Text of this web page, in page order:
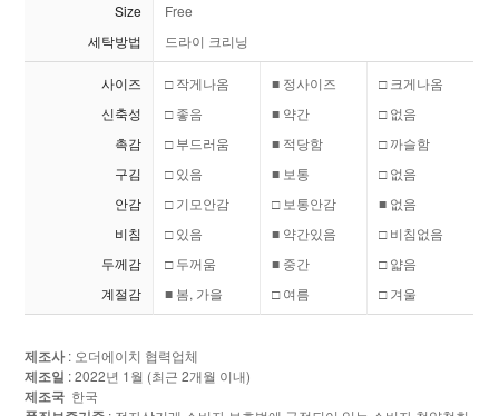
Size
Free
세탁방법
드라이 크리닝
사이즈 □ 작게나옴 ■ 정사이즈
□ 크게나옴
신축성
□ 좋음 ■ 약간
□ 없음
촉감
□ 부드러움 ■ 적당함
□ 까슬함
구김
□ 있음 ■ 보통
□ 없음
안감
□ 기모안감 □ 보통안감
■ 없음
비침
□ 있음 ■ 약간있음
□ 비침없음
두께감
□ 두꺼움 ■ 중간
□ 얇음
계절감
■ 봄, 가을 □ 여름 □ 겨울
제조사: 오더에이치 협력업체
제조일 : 2022년 1월 (최근 2개월 이내)
제조국 한국